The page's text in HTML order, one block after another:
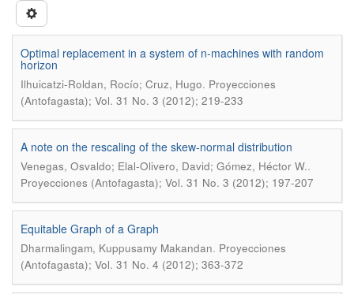
Optimal replacement in a system of n-machines with random
horizon
Ilhuicatzi-Roldan, Rocío; Cruz, Hugo. Proyecciones
(Antofagasta); Vol. 31 No. 3 (2012); 219-233
A note on the rescaling of the skew-normal distribution
Venegas, Osvaldo; Elal-Olivero, David; Gómez, Héctor W..
Proyecciones (Antofagasta); Vol. 31 No. 3 (2012); 197-207
Equitable Graph of a Graph
Dharmalingam, Kuppusamy Makandan. Proyecciones
(Antofagasta); Vol. 31 No. 4 (2012); 363-372